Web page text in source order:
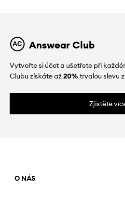
Answear Club
Vytvořte si účet a ušetřete při
Clubu získáte až20%trvalou slevu
Zjistěte
O NÁS